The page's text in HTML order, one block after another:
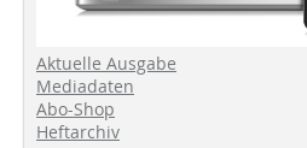
Aktuelle Ausgabe
Mediadaten
Abo-Shop
Heftarchiv